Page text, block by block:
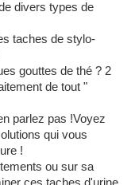
divers types de
taches de stylo-
gouttes de thé ? 2
de tout "
parlez pas !Voyez
qui vous
!
ou sur sa